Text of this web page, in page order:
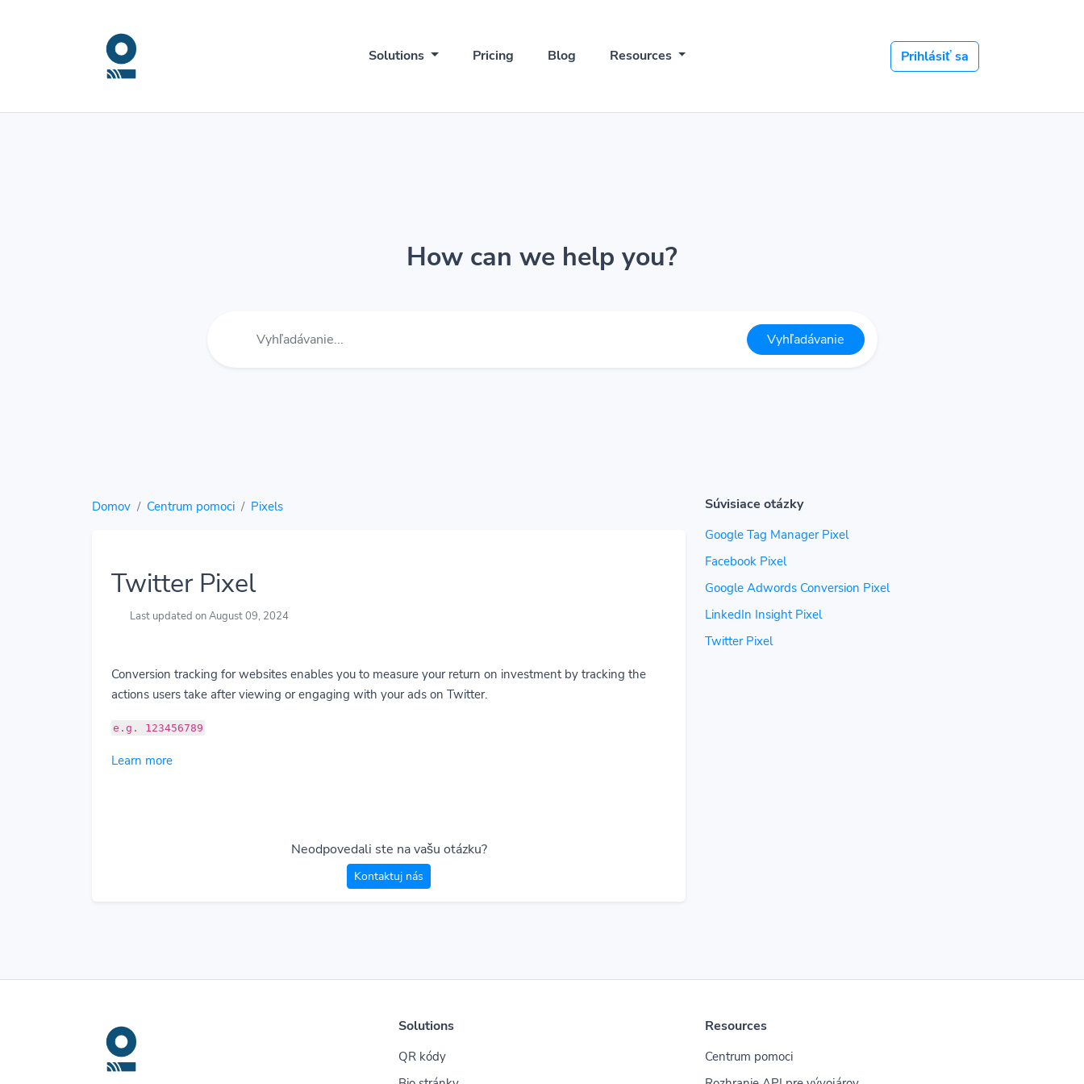
Solutions Pricing Blog Resources Prihlásiť sa
How can we help you?
Vyhľadávanie
Domov Centrum pomoci Pixels
Twitter Pixel
Last updated on August 09, 2024
Conversion tracking for websites enables you to measure your return on investment by tracking the
actions users take after viewing or engaging with your ads on Twitter.
e.g. 123456789
Learn more
Neodpovedali ste na vašu otázku?
Kontaktuj nás
Súvisiace otázky
Google Tag Manager Pixel
Facebook Pixel
Google Adwords Conversion Pixel
LinkedIn Insight Pixel
Twitter Pixel
Solutions
QR kódy
Resources
Centrum pomoci